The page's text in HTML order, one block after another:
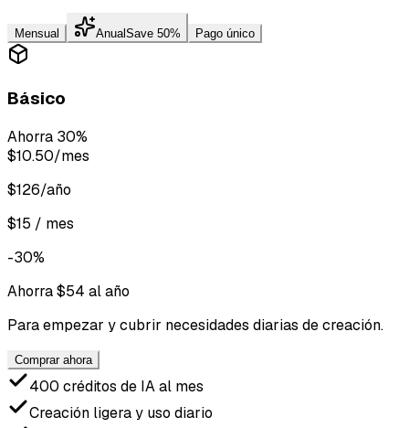
Mensual AnualSave 50% Pago único
Básico
Ahorra 30%
$10.50/mes
$126/año
$15 / mes
-30%
Ahorra $54 al año
Para empezar y cubrir necesidades diarias de creación.
Comprar ahora
400 créditos de IA al mes
Creación ligera y uso diario